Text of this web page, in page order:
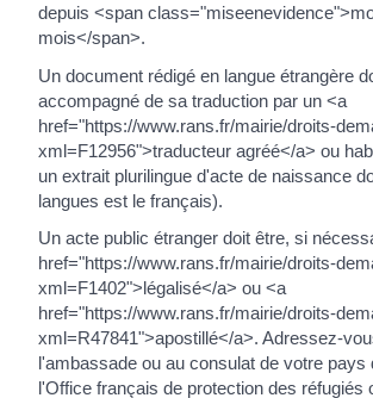
depuis <span
mois</span>.
Un document rédigé en langue étrangère
accompagné de sa traduction par un <a
href="https://www.rans.fr/mairie/droits-
xml=F12956">traducteur agréé</a> ou
un extrait plurilingue d'acte de naissance
langues est le français).
Un acte public étranger doit être, si
href="https://www.rans.fr/mairie/droits-
xml=F1402">légalisé</a> ou <a
href="https://www.rans.fr/mairie/droits-
xml=R47841">apostillé</a>. Adressez-
l'ambassade ou au consulat de votre pays
l'Office français de protection des réfugiés